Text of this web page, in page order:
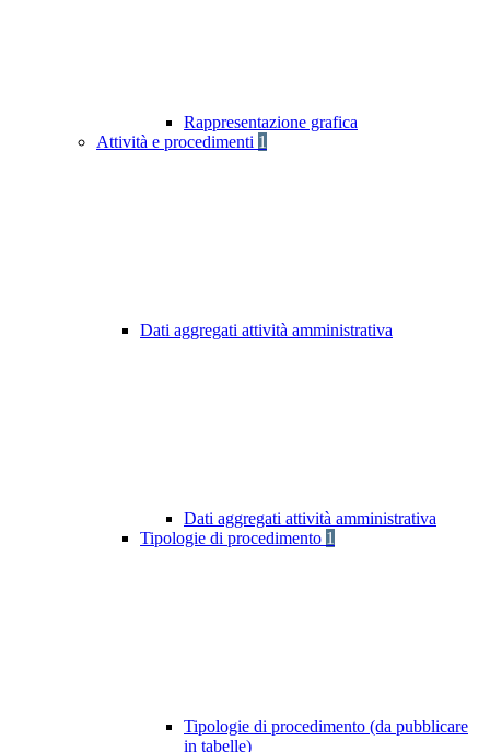
Rappresentazione grafica
Attività e procedimenti 1
Dati aggregati attività amministrativa
Dati aggregati attività amministrativa
Tipologie di procedimento 1
Tipologie di procedimento (da pubblicare
in tabelle)